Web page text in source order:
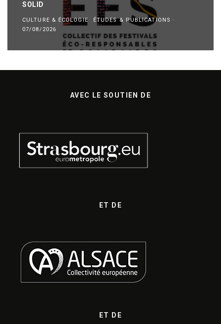
SOLID
CULTURE & ÉCOLOGIE ÉTUDES & PUBLICATIONS ·
07/08/2026
AVEC LE SOUTIEN DE
ET DE
ET DE